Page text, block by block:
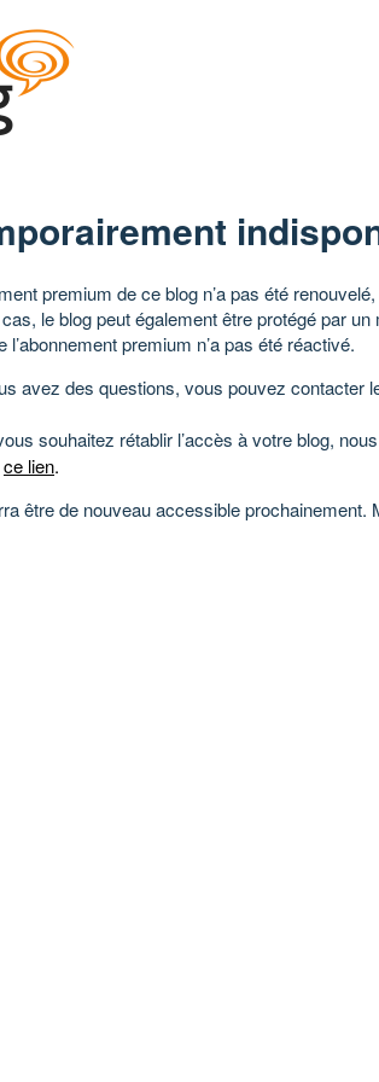
premium de ce blog n’a pas été
le blog peut également être protégé par un
premium n’a pas été réactivé.
avez des questions, vous pouvez contacter
souhaitez rétablir l’accès à votre blog,
ce lien.
être de nouveau accessible prochainement.